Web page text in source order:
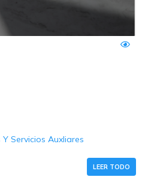
Servicios Auxliares
LEER TODO